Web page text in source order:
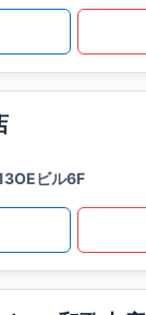
ビル6F